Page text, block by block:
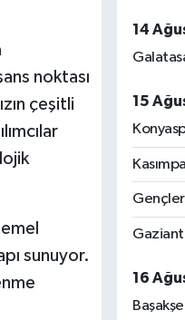
noktası
çeşitli
sunuyor.
14
15
16